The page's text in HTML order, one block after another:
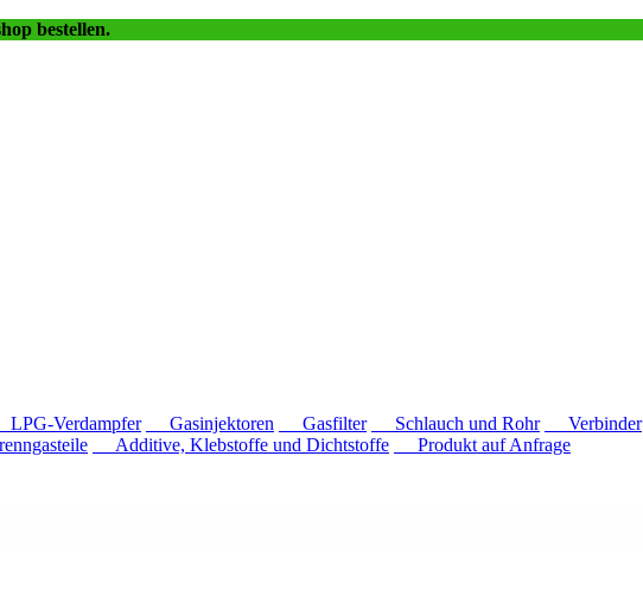
bestellen.
Verdampfer Gasinjektoren Gasfilter Schlauch und Rohr Verbinder
Additive, Klebstoffe und Dichtstoffe Produkt auf Anfrage